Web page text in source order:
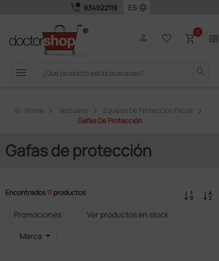
call_quality 934922119 language
menu search
person favorite_border shopping_cart0 two_pager
home Home Vestuario
Equipos De Protección Facial
Gafas De Protección
Gafas de protección
Encontrados 11 productos
Promociones
Ver productos en stock
Marca